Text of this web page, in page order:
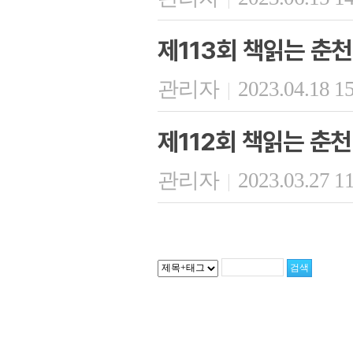
제113회 책읽는 춘천
관리자 | 2023.04.18
제112회 책읽는 춘천
관리자 | 2023.03.27